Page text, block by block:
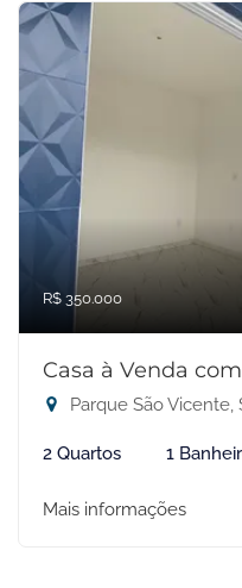
R$ 350.000
Casa à Venda
Parque São Vicente,
2 Quartos 1
Mais informações